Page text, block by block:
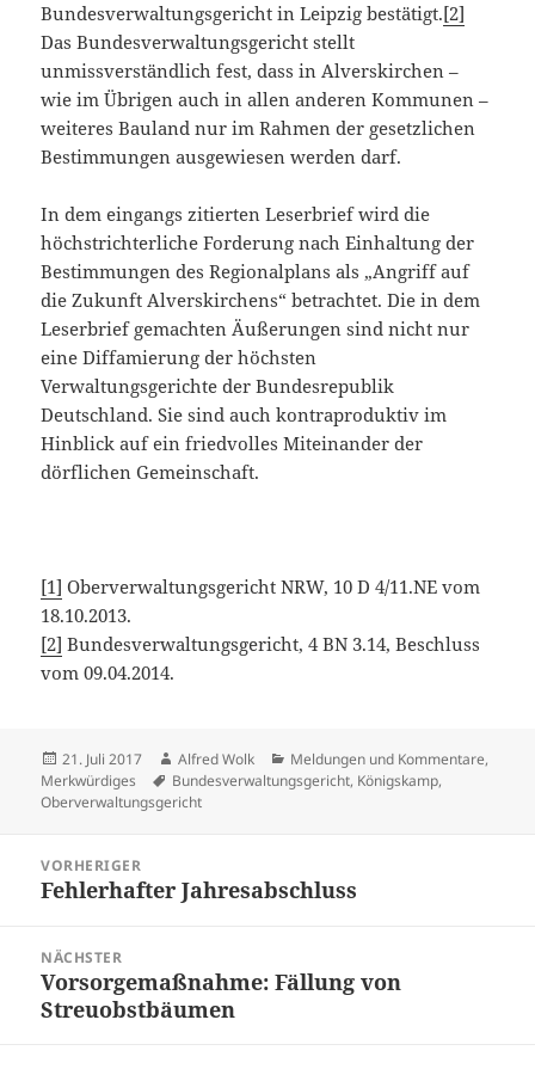
Bundesverwaltungsgericht in Leipzig bestätigt.[2]
Das Bundesverwaltungsgericht stellt
unmissverständlich fest, dass in Alverskirchen –
wie im Übrigen auch in allen anderen Kommunen –
weiteres Bauland nur im Rahmen der gesetzlichen
Bestimmungen ausgewiesen werden darf.
In dem eingangs zitierten Leserbrief wird die
höchstrichterliche Forderung nach Einhaltung der
Bestimmungen des Regionalplans als „Angriff auf
die Zukunft Alverskirchens“ betrachtet. Die in dem
Leserbrief gemachten Äußerungen sind nicht nur
eine Diffamierung der höchsten
Verwaltungsgerichte der Bundesrepublik
Deutschland. Sie sind auch kontraproduktiv im
Hinblick auf ein friedvolles Miteinander der
dörflichen Gemeinschaft.
[1] Oberverwaltungsgericht NRW, 10 D 4/11.NE vom
18.10.2013.
[2] Bundesverwaltungsgericht, 4 BN 3.14, Beschluss
vom 09.04.2014.
Veröffentlicht
am
21. Juli 2017 Autor
Alfred Wolk Kategorien
Meldungen und Kommentare,
Merkwürdiges
Schlagwörter
Bundesverwaltungsgericht, Königskamp,
Oberverwaltungsgericht
VORHERIGER
Vorheriger
Fehlerhafter Jahresabschluss
NÄCHSTER
Nächster
Beitrag:
Vorsorgemaßnahme: Fällung von
Streuobstbäumen